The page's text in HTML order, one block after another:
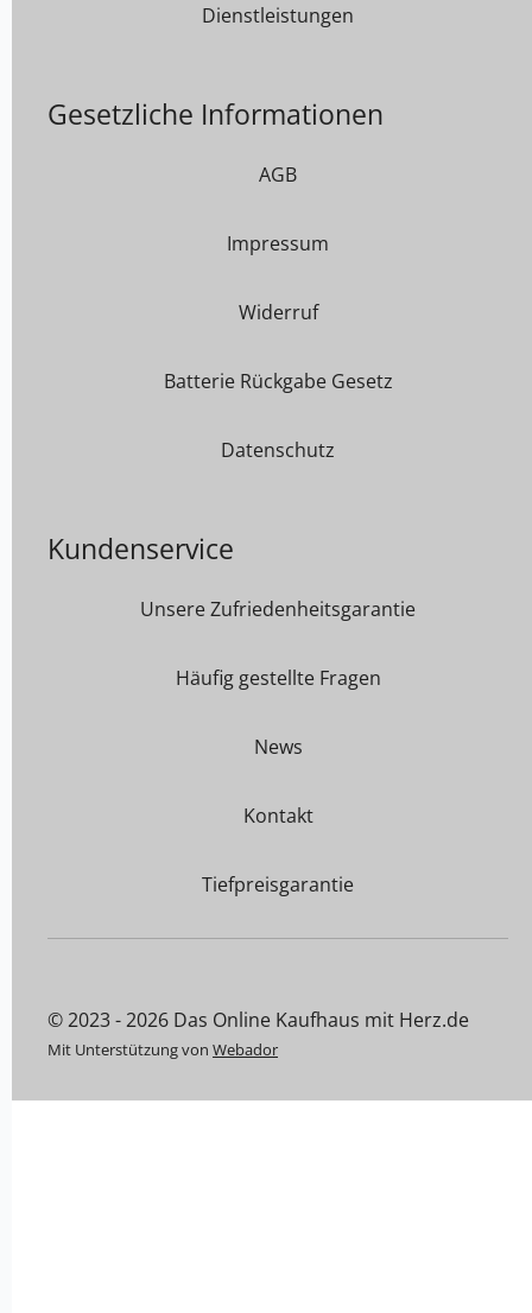
Dienstleistungen
Gesetzliche Informationen
AGB
Impressum
Widerruf
Batterie Rückgabe Gesetz
Datenschutz
Kundenservice
Unsere Zufriedenheitsgarantie
Häufig gestellte Fragen
News
Kontakt
Tiefpreisgarantie
© 2023 - 2026 Das Online Kaufhaus mit Herz.de
Mit Unterstützung von Webador